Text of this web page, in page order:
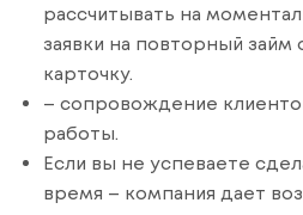
рассчитывать на
заявки на повторный займ
карточку.
– сопровождение
работы.
Если вы не успеваете
время – компания дает